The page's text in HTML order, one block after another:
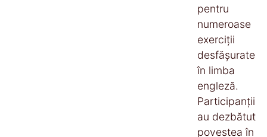
pentru
numeroase
exerciții
desfășurate
în limba
engleză.
Participanții
au dezbătut
povestea în